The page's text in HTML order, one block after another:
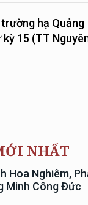
hạ Quảng
15 (TT
NHẤT
Hoa Nghiêm,
Minh Công Đức